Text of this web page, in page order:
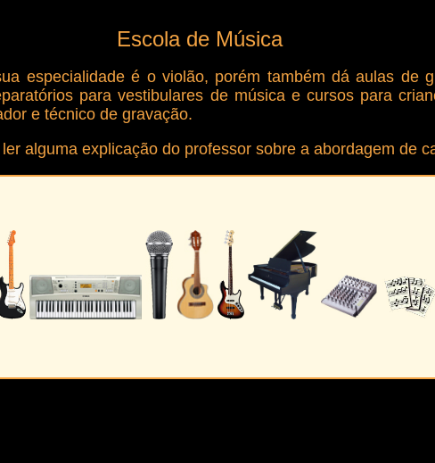
Escola de Música
especialidade é o violão, porém também dá aulas de
para vestibulares de música e cursos para
e técnico de gravação.
alguma explicação do professor sobre a abordagem de